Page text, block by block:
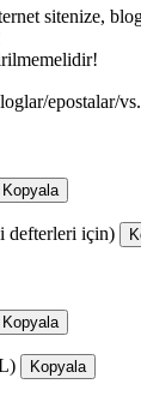
sitenize,
epostalar/
Kopyala
defterleri için)
Kopyala
Kopyala